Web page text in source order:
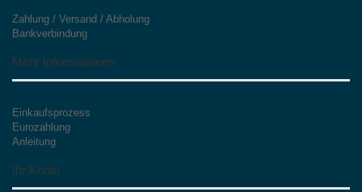
Zahlung / Versand / Abholung
Bankverbindung
Mehr Informationen
Einkaufsprozess
Eurozahlung
Anleitung
Ihr Konto